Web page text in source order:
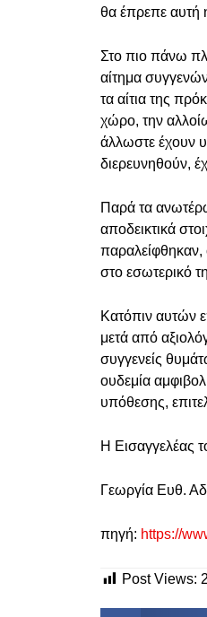
θα έπρεπε αυτή η
Στο πιο πάνω
αίτημα
τα αίτια της
χώρο, την
άλλωστε έχουν
διερευνηθούν,
Παρά τα
αποδεικτικά
παραλείφθηκαν,
στο εσωτερικό
Κατόπιν αυτών
μετά από
συγγενείς
ουδεμία
υπόθεσης,
Η Εισαγγελέας
Γεωργία Ευθ.
πηγή: https://
Post Views: